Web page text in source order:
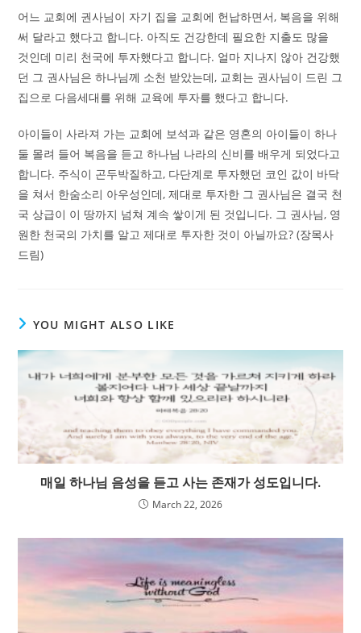
어느 교회에 권사님이 자기 집을 교회에 헌납하면서, 복음을 위해
써 달라고 했다고 합니다. 아직도 건강한데 필요한 지출도 많을
것인데 미리 천국에 투자했다고 합니다. 얼마 지나지 않아 건강했
던 그 권사님은 하나님께 소천 받았는데, 교회는 권사님이 드린 그
집으로 다음세대를 위해 교육에 투자를 했다고 합니다.
아이들이 사라져 가는 교회에 보석과 같은 영혼의 아이들이 하나
둘 몰려 들어 복음을 듣고 하나님 나라의 신비를 배우게 되었다고
합니다. 주식이 곤두박질하고, 다단계로 투자했던 코인 값이 바닥
을 쳐서 한숨소리 아우성인데, 제대로 투자한 그 권사님은 결국 천
국 상급이 이 땅까지 넘쳐 계속 쌓이게 된 것입니다. 그 권사님, 영
원한 천국의 가치를 알고 제대로 투자한 것이 아닐까요? (장목사
드림)
YOU MIGHT ALSO LIKE
매일 하나님 음성을 듣고 사는 존재가 성도입니다.
March 22, 2026